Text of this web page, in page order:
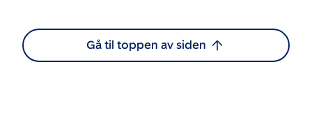
Gå til toppen av siden